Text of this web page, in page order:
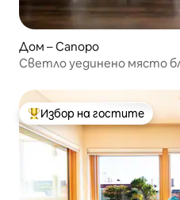
Дом – Сапоро
Светло уединено място
от Zepp
Най-популярен избор на
Избор на гостите